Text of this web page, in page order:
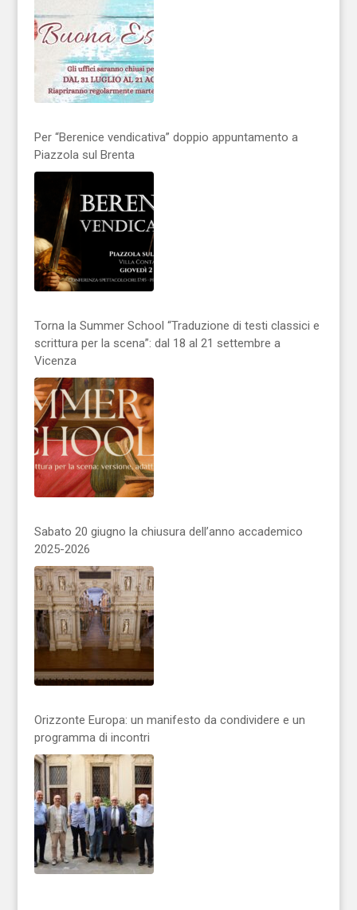
Per “Berenice vendicativa” doppio appuntamento a
Piazzola sul Brenta
Torna la Summer School “Traduzione di testi classici e
scrittura per la scena”: dal 18 al 21 settembre a
Vicenza
Sabato 20 giugno la chiusura dell’anno accademico
2025-2026
Orizzonte Europa: un manifesto da condividere e un
programma di incontri